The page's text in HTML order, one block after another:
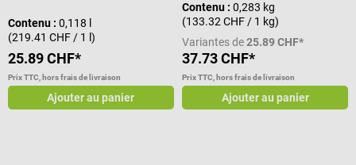
Contenu : 0,118 l
(219.41 CHF / 1 l)
25.89 CHF*
Prix TTC, hors frais de livraison
Ajouter au panier
Contenu :0,283 kg
(133.32 CHF / 1 kg)
Variantes de25.89 CHF*
37.73 CHF*
Prix TTC, hors frais de livraison
Ajouter au panier